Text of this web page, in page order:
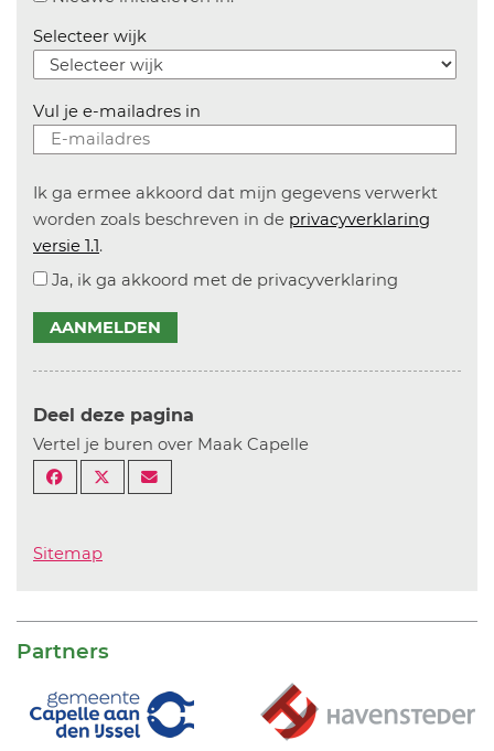
Selecteer wijk
Vul je e-mailadres in
Ik ga ermee akkoord dat mijn gegevens verwerkt
worden zoals beschreven in de privacyverklaring
versie 1.1.
Ja, ik ga akkoord met de privacyverklaring
AANMELDEN
Deel deze pagina
Vertel je buren over Maak Capelle
Sitemap
Partners